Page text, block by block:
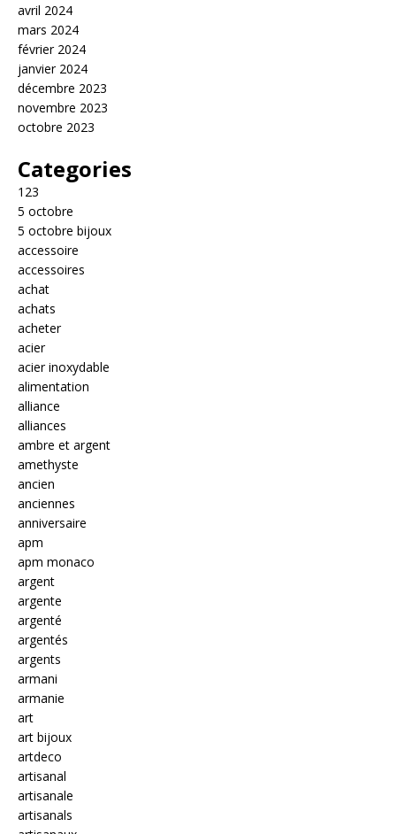
avril 2024
mars 2024
février 2024
janvier 2024
décembre 2023
novembre 2023
octobre 2023
Categories
123
5 octobre
5 octobre bijoux
accessoire
accessoires
achat
achats
acheter
acier
acier inoxydable
alimentation
alliance
alliances
ambre et argent
amethyste
ancien
anciennes
anniversaire
apm
apm monaco
argent
argente
argenté
argentés
argents
armani
armanie
art
art bijoux
artdeco
artisanal
artisanale
artisanals